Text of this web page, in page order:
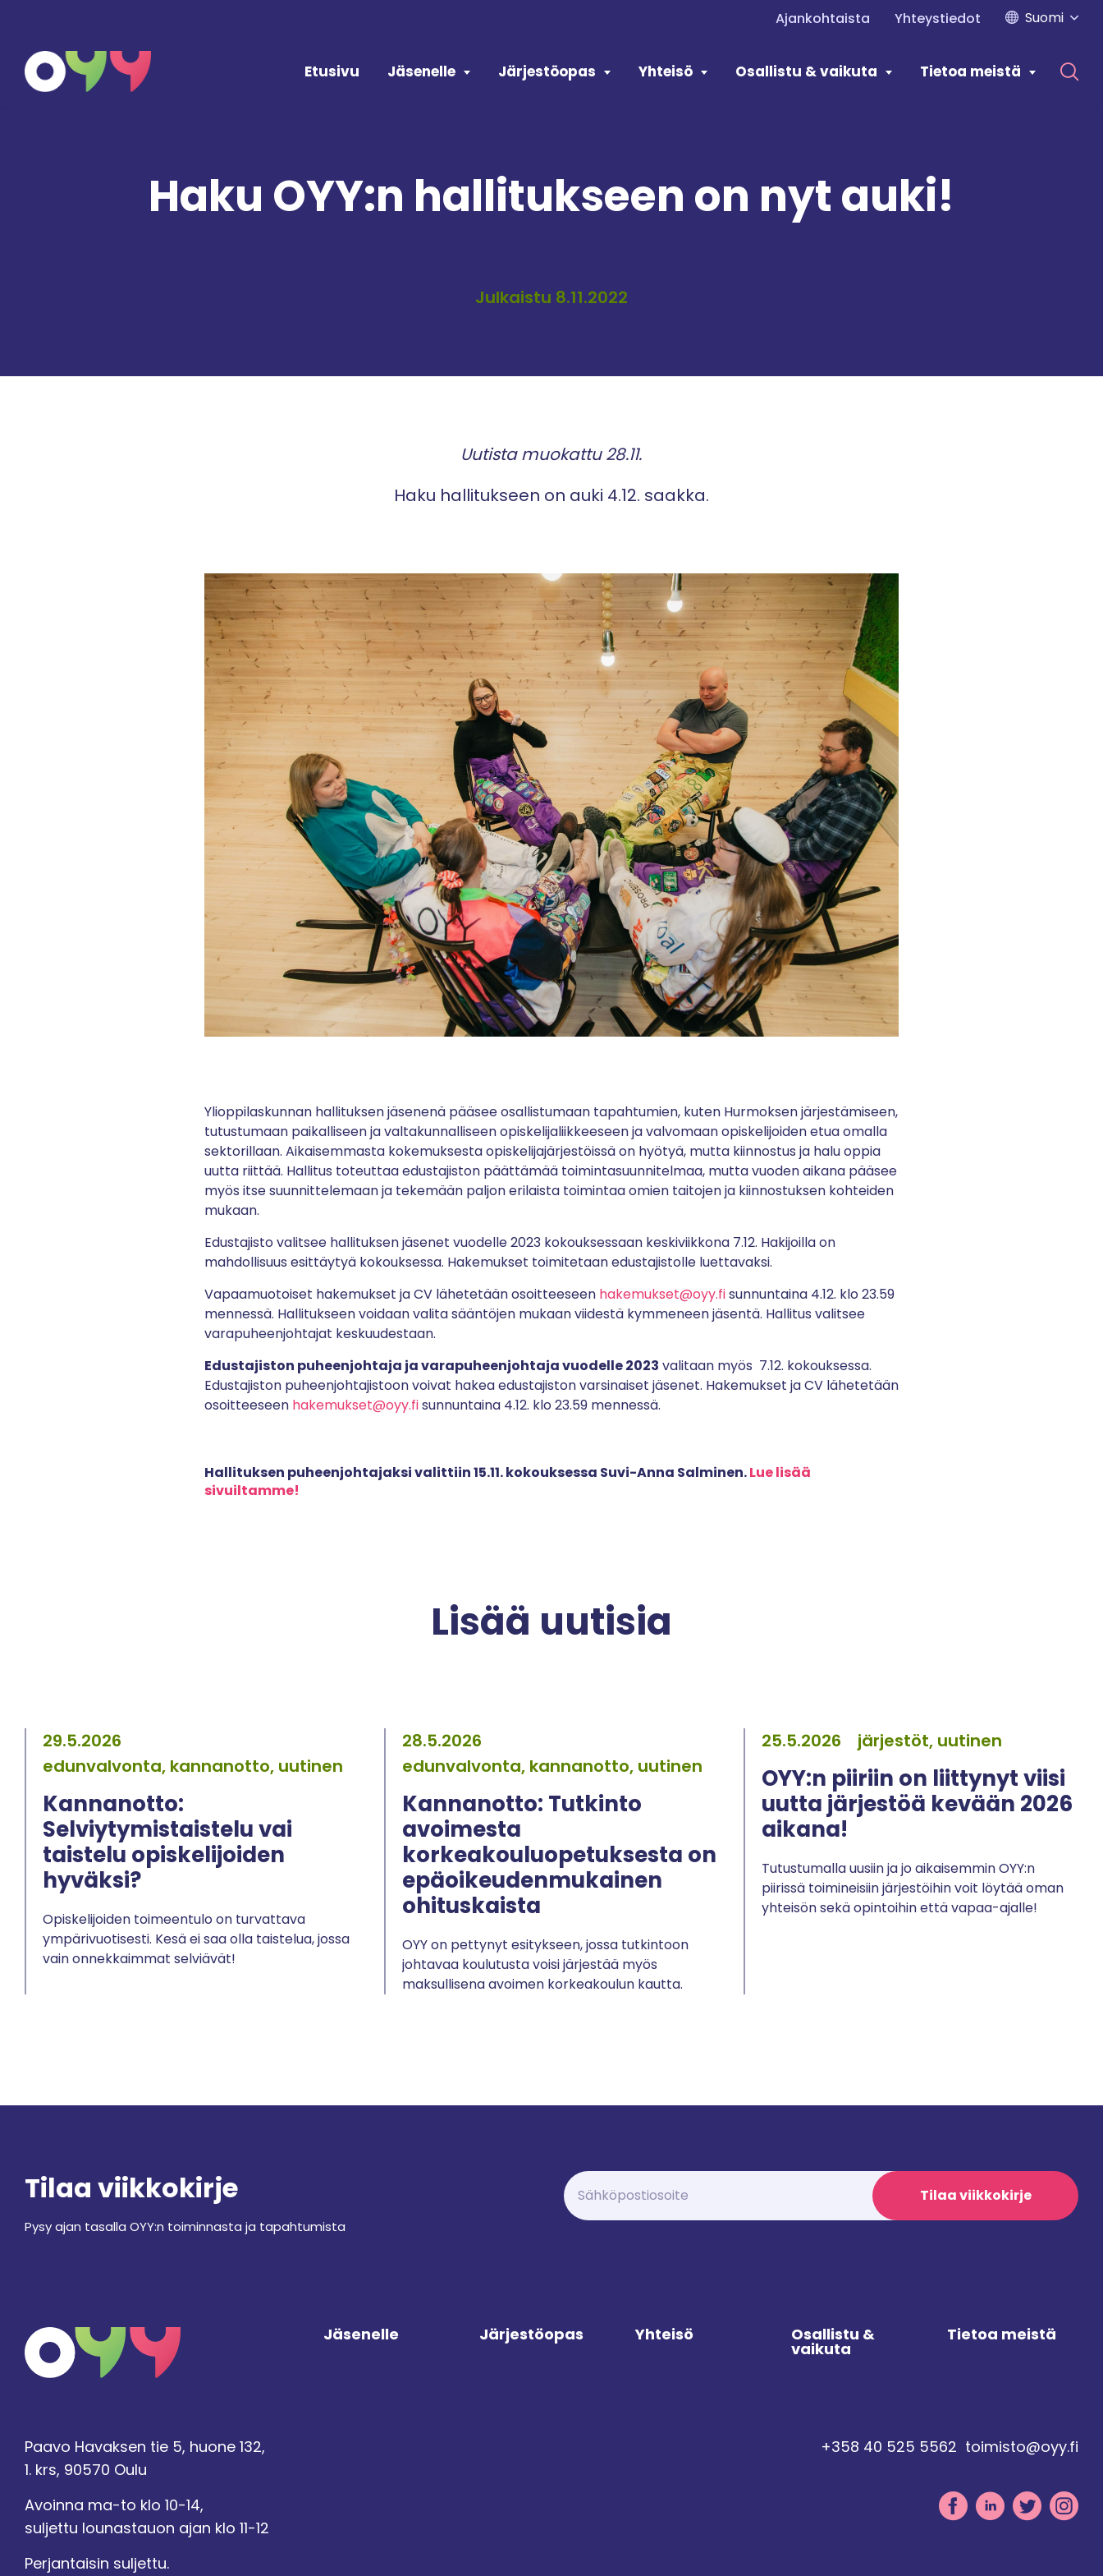
Ajankohtaista Yhteystiedot Suomi
Etusivu Jäsenelle Järjestöopas Yhteisö Osallistu & vaikuta Tietoa meistä
Haku OYY:n hallitukseen on nyt auki!
Julkaistu 8.11.2022
Uutista muokattu 28.11.
Haku hallitukseen on auki 4.12. saakka.
Ylioppilaskunnan hallituksen jäsenenä pääsee osallistumaan tapahtumien, kuten Hurmoksen järjestämiseen,
tutustumaan paikalliseen ja valtakunnalliseen opiskelijaliikkeeseen ja valvomaan opiskelijoiden etua omalla
sektorillaan. Aikaisemmasta kokemuksesta opiskelijajärjestöissä on hyötyä, mutta kiinnostus ja halu oppia
uutta riittää. Hallitus toteuttaa edustajiston päättämää toimintasuunnitelmaa, mutta vuoden aikana pääsee
myös itse suunnittelemaan ja tekemään paljon erilaista toimintaa omien taitojen ja kiinnostuksen kohteiden
mukaan.
Edustajisto valitsee hallituksen jäsenet vuodelle 2023 kokouksessaan keskiviikkona 7.12. Hakijoilla on
mahdollisuus esittäytyä kokouksessa. Hakemukset toimitetaan edustajistolle luettavaksi.
Vapaamuotoiset hakemukset ja CV lähetetään osoitteeseen hakemukset@oyy.fisunnuntaina 4.12. klo 23.59
mennessä. Hallitukseen voidaan valita sääntöjen mukaan viidestä kymmeneen jäsentä. Hallitus valitsee
varapuheenjohtajat keskuudestaan.
Edustajiston puheenjohtaja ja varapuheenjohtaja vuodelle 2023 valitaan myös 7.12. kokouksessa.
Edustajiston puheenjohtajistoon voivat hakea edustajiston varsinaiset jäsenet. Hakemukset ja CV lähetetään
osoitteeseen hakemukset@oyy.fisunnuntaina 4.12. klo 23.59 mennessä.
Hallituksen puheenjohtajaksi valittiin 15.11. kokouksessa Suvi-Anna Salminen.Lue lisää
sivuiltamme!
Lisää uutisia
29.5.2026
edunvalvonta, kannanotto, uutinen
Kannanotto:
Selviytymistaistelu vai
taistelu opiskelijoiden
hyväksi?
Opiskelijoiden toimeentulo on turvattava
ympärivuotisesti. Kesä ei saa olla taistelua, jossa
vain onnekkaimmat selviävät!
28.5.2026
edunvalvonta, kannanotto, uutinen
Kannanotto: Tutkinto
avoimesta
korkeakouluopetuksesta on
epäoikeudenmukainen
ohituskaista
OYY on pettynyt esitykseen, jossa tutkintoon
johtavaa koulutusta voisi järjestää myös
maksullisena avoimen korkeakoulun kautta.
25.5.2026 järjestöt, uutinen
OYY:n piiriin on liittynyt viisi
uutta järjestöä kevään 2026
aikana!
Tutustumalla uusiin ja jo aikaisemmin OYY:n
piirissä toimineisiin järjestöihin voit löytää oman
yhteisön sekä opintoihin että vapaa-ajalle!
Tilaa viikkokirje
Pysy ajan tasalla OYY:n toiminnasta ja tapahtumista
Tilaa viikkokirje
Jäsenelle Järjestöopas Yhteisö Osallistu &
vaikuta
Tietoa meistä
Paavo Havaksen tie 5, huone 132,
1. krs, 90570 Oulu
Avoinna ma-to klo 10-14,
suljettu lounastauon ajan klo 11-12
Perjantaisin suljettu.
+358 40 525 5562 toimisto@oyy.fi